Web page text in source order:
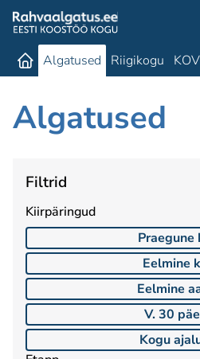
Algatused Riigikogu KOV
Algatused
Filtrid
Kiirpäringud
Praegune
Eelmine
Eelmine
V. 30
Kogu